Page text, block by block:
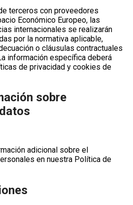
terceros con proveedores
Económico Europeo, las
internacionales se realizarán
por la normativa aplicable,
o cláusulas contractuales
información específica deberá
de privacidad y cookies de
sobre
adicional sobre el
en nuestra Política de